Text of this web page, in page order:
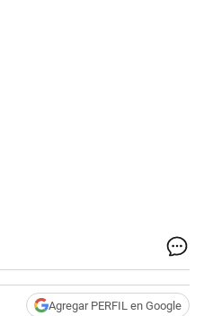
Agregar PERFIL en Google